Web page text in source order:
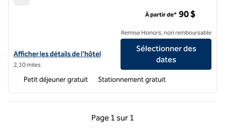
Afficher les détails de l'hôtel Tru by Hilton Meridian
Afficher les détails de l'hôtel
2,10 miles
À partir de* 90 $
Remise Honors, non remboursable
Sélectionner des
dates
Petit déjeuner gratuit Stationnement gratuit
Page 1 sur 1
Page précédente, 1 sur 1
Page 1 sur 1